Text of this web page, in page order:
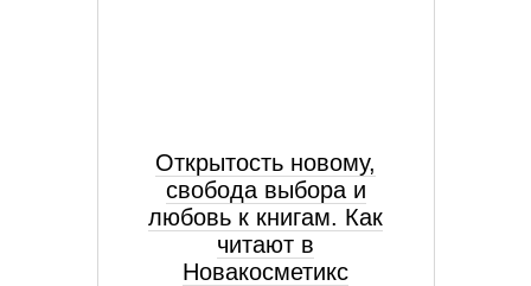
Открытость новому,
свобода выбора и
любовь к книгам. Как
читают в
Новакосметикс